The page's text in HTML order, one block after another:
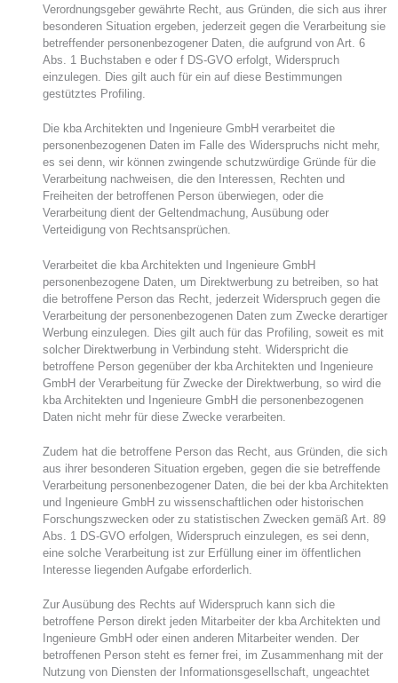
Verordnungsgeber gewährte Recht, aus Gründen, die sich aus ihrer
besonderen Situation ergeben, jederzeit gegen die Verarbeitung sie
betreffender personenbezogener Daten, die aufgrund von Art. 6
Abs. 1 Buchstaben e oder f DS-GVO erfolgt, Widerspruch
einzulegen. Dies gilt auch für ein auf diese Bestimmungen
gestütztes Profiling.
Die kba Architekten und Ingenieure GmbH verarbeitet die
personenbezogenen Daten im Falle des Widerspruchs nicht mehr,
es sei denn, wir können zwingende schutzwürdige Gründe für die
Verarbeitung nachweisen, die den Interessen, Rechten und
Freiheiten der betroffenen Person überwiegen, oder die
Verarbeitung dient der Geltendmachung, Ausübung oder
Verteidigung von Rechtsansprüchen.
Verarbeitet die kba Architekten und Ingenieure GmbH
personenbezogene Daten, um Direktwerbung zu betreiben, so hat
die betroffene Person das Recht, jederzeit Widerspruch gegen die
Verarbeitung der personenbezogenen Daten zum Zwecke derartiger
Werbung einzulegen. Dies gilt auch für das Profiling, soweit es mit
solcher Direktwerbung in Verbindung steht. Widerspricht die
betroffene Person gegenüber der kba Architekten und Ingenieure
GmbH der Verarbeitung für Zwecke der Direktwerbung, so wird die
kba Architekten und Ingenieure GmbH die personenbezogenen
Daten nicht mehr für diese Zwecke verarbeiten.
Zudem hat die betroffene Person das Recht, aus Gründen, die sich
aus ihrer besonderen Situation ergeben, gegen die sie betreffende
Verarbeitung personenbezogener Daten, die bei der kba Architekten
und Ingenieure GmbH zu wissenschaftlichen oder historischen
Forschungszwecken oder zu statistischen Zwecken gemäß Art. 89
Abs. 1 DS-GVO erfolgen, Widerspruch einzulegen, es sei denn,
eine solche Verarbeitung ist zur Erfüllung einer im öffentlichen
Interesse liegenden Aufgabe erforderlich.
Zur Ausübung des Rechts auf Widerspruch kann sich die
betroffene Person direkt jeden Mitarbeiter der kba Architekten und
Ingenieure GmbH oder einen anderen Mitarbeiter wenden. Der
betroffenen Person steht es ferner frei, im Zusammenhang mit der
Nutzung von Diensten der Informationsgesellschaft, ungeachtet